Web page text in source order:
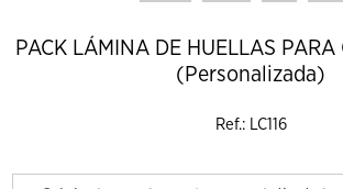
PACK LÁMINA DE HUELLAS
(Personalizada)
Ref.: LC116